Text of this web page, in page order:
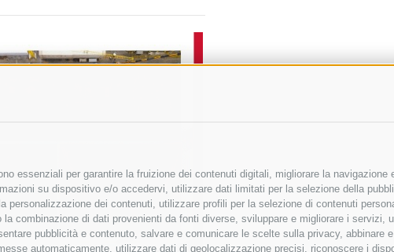
essenziali per garantire la fruizione dei contenuti digitali, migliorare la navigazione
su dispositivo e/o accedervi, utilizzare dati limitati per la selezione della
dei contenuti, utilizzare profili per la selezione di contenuti
combinazione di dati provenienti da fonti diverse, sviluppare e migliorare i servizi,
pubblicità e contenuto, salvare e comunicare le scelte sulla privacy, abbinare
automaticamente, utilizzare dati di geolocalizzazione precisi, riconoscere i